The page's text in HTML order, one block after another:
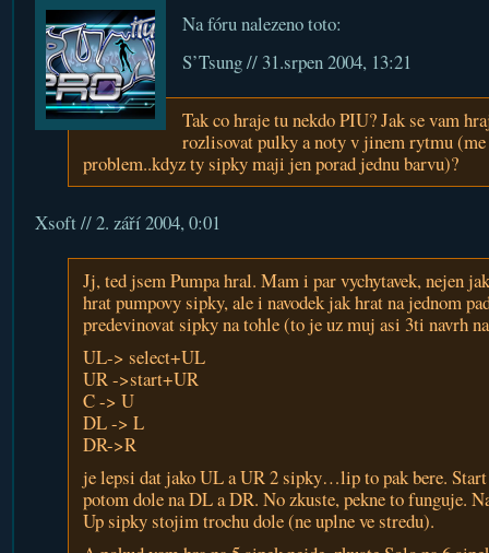
Na fóru nalezeno toto:
S’Tsung // 31.srpen 2004, 13:21
Tak co hraje tu nekdo PIU? Jak se vam
rozlisovat pulky a noty v jinem rytmu (me
problem..kdyz ty sipky maji jen porad jednu barvu)?
Xsoft //2. září 2004, 0:01
Jj, ted jsem Pumpa hral. Mam i par vychytavek, nejen
hrat pumpovy sipky, ale i navodek jak hrat na jednom
predevinovat sipky na tohle (to je uz muj asi 3ti navrh
UL-> select+UL
UR ->start+UR
C -> U
DL -> L
DR->R
je lepsi dat jako UL a UR 2 sipky…lip to pak bere. Start
potom dole na DL a DR. No zkuste, pekne to funguje.
Up sipky stojim trochu dole (ne uplne ve stredu).